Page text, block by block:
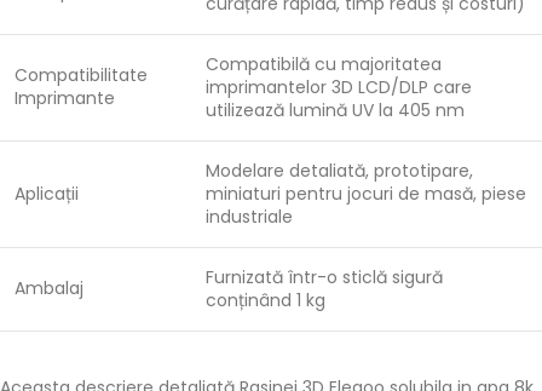
Compatibilitate
Imprimante
Compatibilă cu majoritatea
imprimantelor 3D LCD/DLP care
utilizează lumină UV la 405 nm
Aplicații
Modelare detaliată, prototipare,
miniaturi pentru jocuri de masă, piese
industriale
Ambalaj
Furnizată într-o sticlă sigură
conținând 1 kg